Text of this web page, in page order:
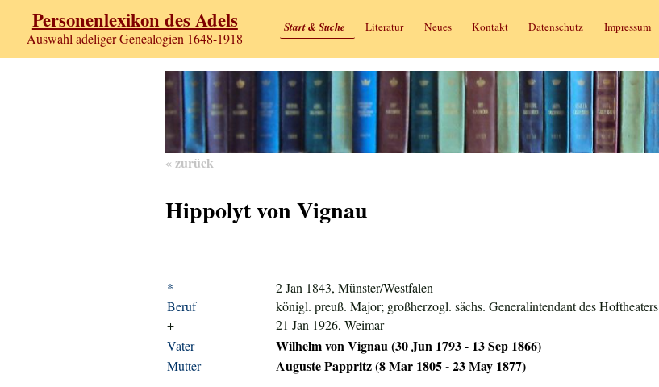
Personenlexikon des Adels
Auswahl adeliger Genealogien 1648-1918
Start & Suche Literatur Neues Kontakt Datenschutz Impressum
« zurück
Hippolyt von Vignau
*
2 Jan 1843, Münster/Westfalen
Beruf
königl. preuß. Major; großherzogl. sächs. Generalintendant des Hoftheaters
+
21 Jan 1926, Weimar
Vater
Wilhelm von Vignau (30 Jun 1793 - 13 Sep 1866)
Mutter Auguste Pappritz (8 Mar 1805 - 23 May 1877)